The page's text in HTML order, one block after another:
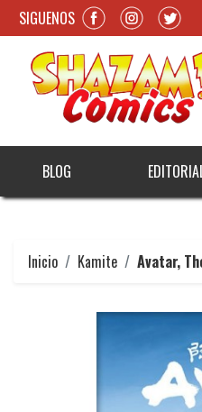
SIGUENOS
BLOG
Inicio Kamite Avatar,